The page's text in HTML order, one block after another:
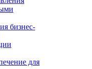
бизнес-
для